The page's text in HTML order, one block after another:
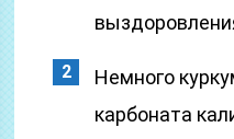
Немного
карбоната